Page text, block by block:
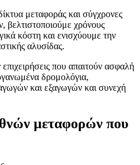
μεταφοράς και σύγχρονες
βελτιστοποιούμε χρόνους
κόστη και ενισχύουμε την
αλυσίδας.
που απαιτούν ασφαλή
δρομολόγια,
και εξαγωγών και συνεχή
μεταφορών που